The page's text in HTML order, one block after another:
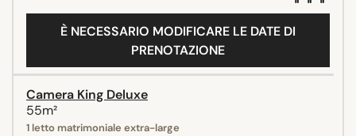
È NECESSARIO MODIFICARE LE DATE DI
PRENOTAZIONE
Camera King Deluxe
55m²
1 letto matrimoniale extra-large